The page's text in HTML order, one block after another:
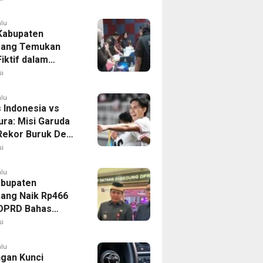
Temukan
dalam
Dana BOP
Indonesia vs
Misi Garuda
Buruk Demi
Piala AFF
Naik Rp466
Bahas
KUA-PPAS
Kunci